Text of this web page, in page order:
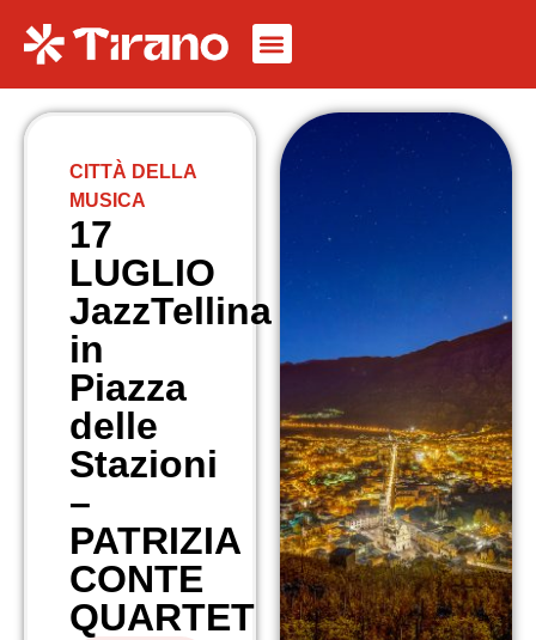
CITTÀ DELLA
MUSICA
17
LUGLIO
JazzTellina
in
Piazza
delle
Stazioni
–
PATRIZIA
CONTE
QUARTET